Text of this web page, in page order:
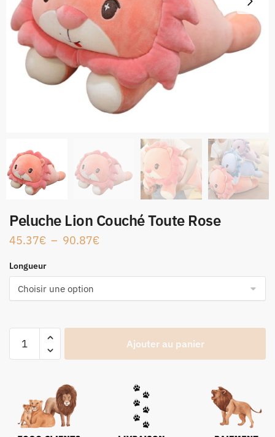
Peluche Lion Couché Toute Rose
45.37€ – 90.87€
Longueur
Ajouter au panier